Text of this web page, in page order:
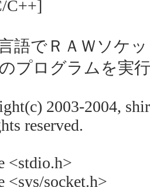
C++]
語でＲＡＷソケ
プログラムを実
2003-2004,
reserved.
<stdio.h>
<sys/socket.h>